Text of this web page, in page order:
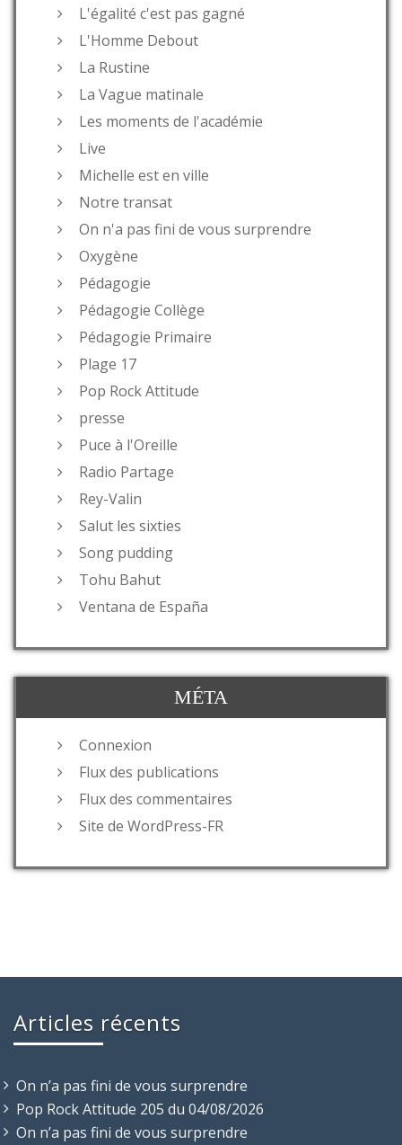
L'égalité c'est pas gagné
L'Homme Debout
La Rustine
La Vague matinale
Les moments de l'académie
Live
Michelle est en ville
Notre transat
On n'a pas fini de vous surprendre
Oxygène
Pédagogie
Pédagogie Collège
Pédagogie Primaire
Plage 17
Pop Rock Attitude
presse
Puce à l'Oreille
Radio Partage
Rey-Valin
Salut les sixties
Song pudding
Tohu Bahut
Ventana de España
MÉTA
Connexion
Flux des publications
Flux des commentaires
Site de WordPress-FR
Articles récents
On n’a pas fini de vous surprendre
Pop Rock Attitude 205 du 04/08/2026
On n’a pas fini de vous surprendre